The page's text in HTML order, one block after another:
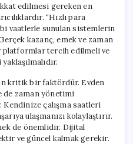
edilmesi gereken en
“Hızlı para
vaatlerle sunulan sistemlerin
kazanç, emek ve zaman
tercih edilmeli ve
kritik bir faktördür. Evden
de zaman yönetimi
Kendinize çalışma saatleri
ulaşmanızı kolaylaştırır.
de önemlidir. Dijital
ve güncel kalmak gerekir.